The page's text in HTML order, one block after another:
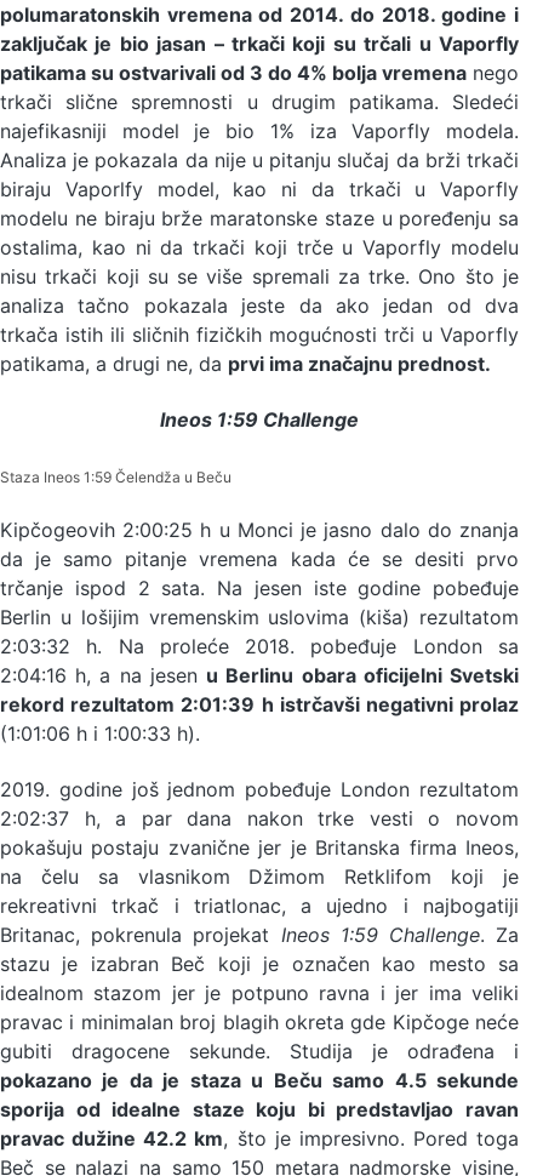
polumaratonskih vremena od 2014. do 2018. godine i
zaključak je bio jasan – trkači koji su trčali u Vaporfly
patikama su ostvarivali od 3 do 4% bolja vremena nego
trkači slične spremnosti u drugim patikama. Sledeći
najefikasniji model je bio 1% iza Vaporfly modela.
Analiza je pokazala da nije u pitanju slučaj da brži trkači
biraju Vaporlfy model, kao ni da trkači u Vaporfly
modelu ne biraju brže maratonske staze u poređenju sa
ostalima, kao ni da trkači koji trče u Vaporfly modelu
nisu trkači koji su se više spremali za trke. Ono što je
analiza tačno pokazala jeste da ako jedan od dva
trkača istih ili sličnih fizičkih mogućnosti trči u Vaporfly
patikama, a drugi ne, da prvi ima značajnu prednost.
Ineos 1:59 Challenge
Staza Ineos 1:59 Čelendža u Beču
Kipčogeovih 2:00:25 h u Monci je jasno dalo do znanja
da je samo pitanje vremena kada će se desiti prvo
trčanje ispod 2 sata. Na jesen iste godine pobeđuje
Berlin u lošijim vremenskim uslovima (kiša) rezultatom
2:03:32 h. Na proleće 2018. pobeđuje London sa
2:04:16 h, a na jesen u Berlinu obara oficijelni Svetski
rekord rezultatom 2:01:39 h istrčavši negativni prolaz
(1:01:06 h i 1:00:33 h).
2019. godine još jednom pobeđuje London rezultatom
2:02:37 h, a par dana nakon trke vesti o novom
pokašuju postaju zvanične jer je Britanska firma Ineos,
na čelu sa vlasnikom Džimom Retklifom koji je
rekreativni trkač i triatlonac, a ujedno i najbogatiji
Britanac, pokrenula projekat Ineos 1:59 Challenge. Za
stazu je izabran Beč koji je označen kao mesto sa
idealnom stazom jer je potpuno ravna i jer ima veliki
pravac i minimalan broj blagih okreta gde Kipčoge neće
gubiti dragocene sekunde. Studija je odrađena i
pokazano je da je staza u Beču samo 4.5 sekunde
sporija od idealne staze koju bi predstavljao ravan
pravac dužine 42.2 km, što je impresivno. Pored toga
Beč se nalazi na samo 150 metara nadmorske visine,